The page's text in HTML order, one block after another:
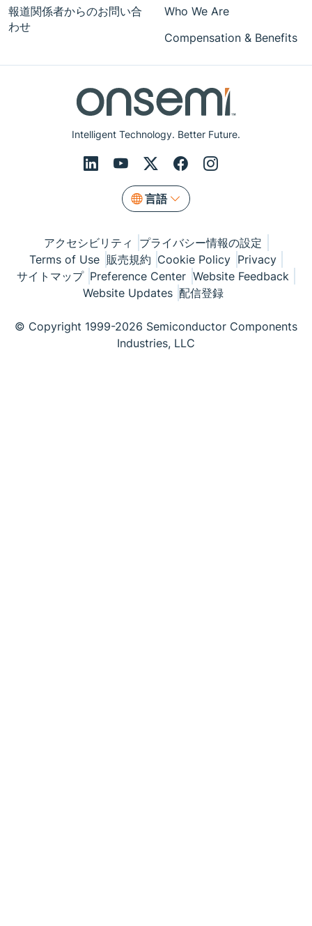
Intelligent Technology. Better Future.
言語
報道関係者からのお問い合
わせ
Who We Are
Compensation & Benefits
アクセシビリティ
プライバシー情報の設定
Terms of Use 販売規約 Cookie Policy Privacy
サイトマップ Preference Center Website Feedback
Website Updates 配信登録
© Copyright 1999-2026 Semiconductor Components
Industries, LLC